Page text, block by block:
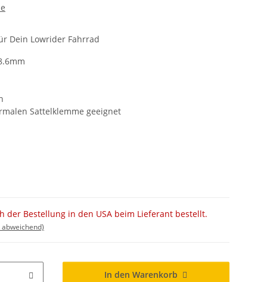
Dein Lowrider Fahrrad
Sattelklemme geeignet
der Bestellung in den USA beim Lieferant bestellt.
In den Warenkorb